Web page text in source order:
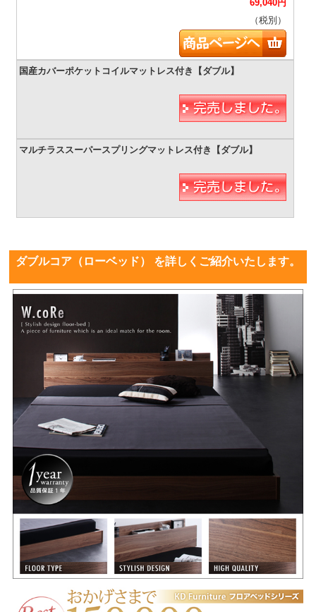
69,040円
（税別）
ダブルコア（ローベッド） を詳しくご紹介いたします。